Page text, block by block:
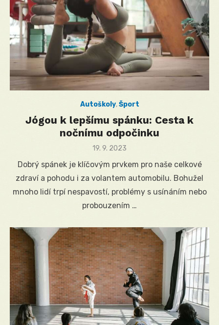
Autoškoly,Šport
Jógou k lepšímu spánku: Cesta k
nočnímu odpočinku
Posted
19. 9. 2023
Dobrý spánek je klíčovým prvkem pro naše celkové
zdraví a pohodu i za volantem automobilu. Bohužel
mnoho lidí trpí nespavostí, problémy s usínáním nebo
probouzením …